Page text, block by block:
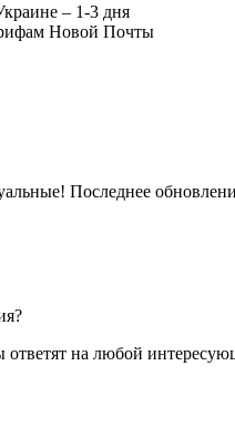
– 1-3 дня
Новой Почты
Последнее
на любой